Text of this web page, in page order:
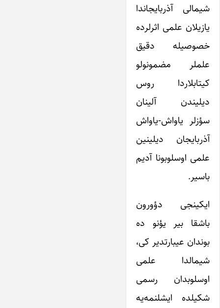
شیمالی آذربایجاندا
یازیلان علمی اثرلرده
خصوصیله دقیق
علملر مضمونولو
کیتابلاردا روس
دیلیندن آلینان
سؤزلر یاواش-یاواش
آذربایجان دیلینین
علمی اوسلوبونا آدیم
باسیر.
ایکینجی دؤورون
باشقا بیر یؤنو ده
بوندان عیبارتدیر کی،
شیمالدا علمی
اوسلوبدان رسمی
شکیلده ایشلنمه‌یه